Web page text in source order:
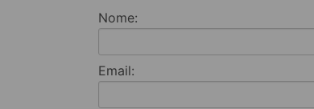
Nome:
Email: